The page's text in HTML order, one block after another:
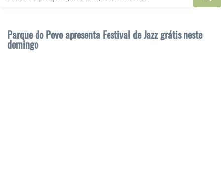
Parque do Povo apresenta Festival de Jazz grátis neste
domingo